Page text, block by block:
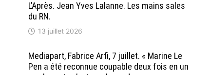
L’Après. Jean Yves Lalanne. Les mains sales
du RN.
13 juillet 2026
Mediapart, Fabrice Arfi, 7 juillet. « Marine Le
Pen a été reconnue coupable deux fois en un